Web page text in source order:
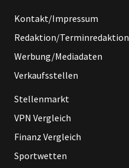
Kontakt/Impressum
Redaktion/Terminredaktion
Werbung/Mediadaten
Verkaufsstellen
Stellenmarkt
VPN Vergleich
Finanz Vergleich
Sportwetten